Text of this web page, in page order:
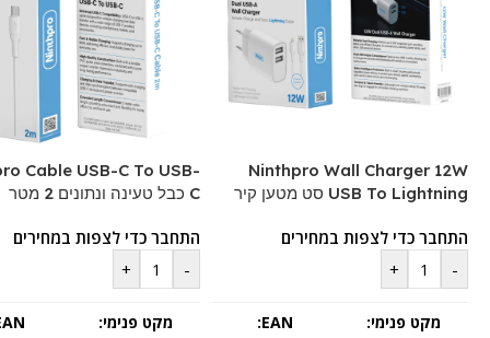
Ninthpro Wall Charger 12W
USB To Lightning סט מטען קיר
התחבר כדי לצפות במחירים
-
+
מקט פנימי:
EAN:
Cable USB-C To USB-
C כבל טעינה ונתונים 2 מטר
התחבר כדי לצפות במחירים
-
+
מקט פנימי: